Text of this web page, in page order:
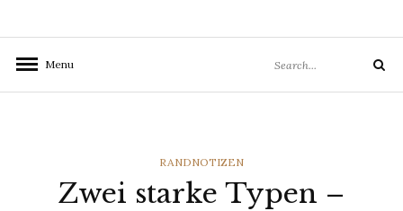
Menu
for:
Search
CATEGORIES
RANDNOTIZEN
Zwei starke Typen –